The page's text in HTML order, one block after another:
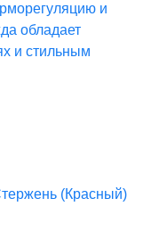
и
обладает
и стильным
(Красный)